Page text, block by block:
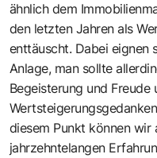
ähnlich dem
den letzten Jahren als
enttäuscht. Dabei eignen
Anlage, man sollte
Begeisterung und Freude
diesem Punkt können wir
jahrzehntelangen